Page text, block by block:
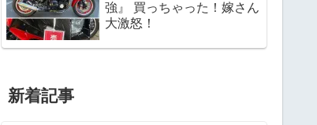
強』 買っちゃった！嫁さん
大激怒！
新着記事